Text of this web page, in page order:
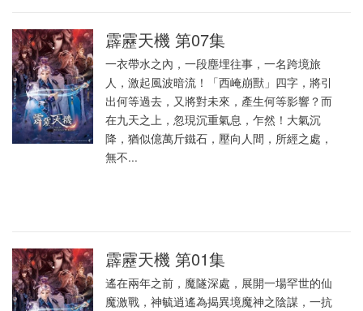
霹靂天機 第07集
一衣帶水之內，一段塵埋往事，一名跨境旅
人，激起風波暗流！「西崦崩獸」四字，將引
出何等過去，又將對未來，產生何等影響？而
在九天之上，忽現沉重氣息，乍然！大氣沉
降，猶似億萬斤鐵石，壓向人間，所經之處，
無不...
霹靂天機 第01集
遙在兩年之前，魔隧深處，展開一場罕世的仙
魔激戰，神毓逍遙為揭異境魔神之陰謀，一抗